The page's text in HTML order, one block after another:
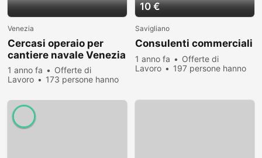
Venezia
Cercasi operaio per
cantiere navale Venezia
1 anno fa
Offerte di
Lavoro
173 persone hanno
10 €
Savigliano
Consulenti commerciali
1 anno fa
Offerte di
Lavoro
197 persone hanno